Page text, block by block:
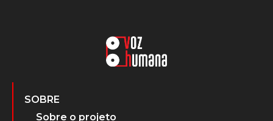
SOBRE
Sobre o projeto